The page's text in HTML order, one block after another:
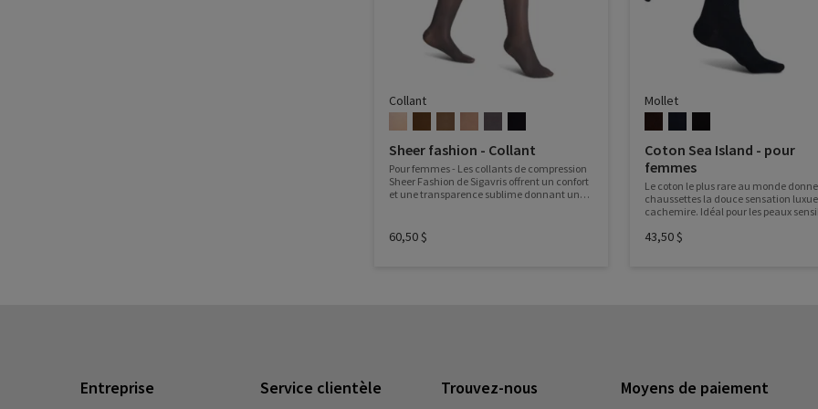
Collant
Sheer fashion - Collant
Pour femmes - Les collants de compression
Sheer Fashion de Sigavris offrent un confort
et une transparence sublime donnant un
énergisant.
60,50 $
Mollet
Coton Sea Island - pour
femmes
Le coton le plus rare au monde
chaussettes la douce sensation
cachemire. Idéal pour les peaux
une grande capacité d'absorbtion de
43,50 $
Entreprise Service clientèle Trouvez-nous Moyens de paiement